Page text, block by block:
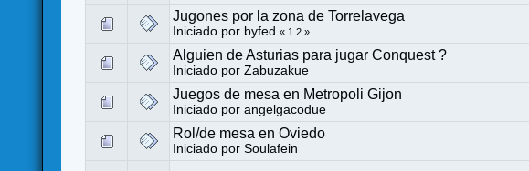
Jugones por la zona de Torrelavega
Iniciado por byfed « 1 2 »
Alguien de Asturias para jugar Conquest ?
Iniciado porZabuzakue
Juegos de mesa en Metropoli Gijon
Iniciado porangelgacodue
Rol/de mesa en Oviedo
Iniciado porSoulafein